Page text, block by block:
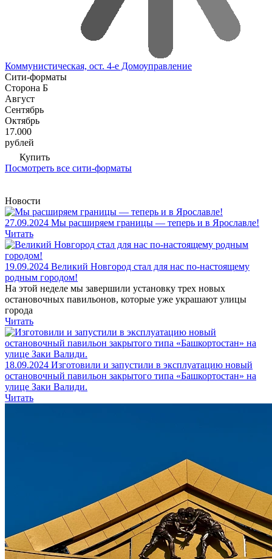
Коммунистическая, ост. 4-е Домоуправление
Сити-форматы
Сторона Б
Август
Сентябрь
Октябрь
17.000
рублей
Купить
Посмотреть все сити-форматы
Новости
27.09.2024 Мы расширяем границы — теперь и в Ярославле!
Читать
19.09.2024 Великий Новгород стал для нас по-настоящему
родным городом!
На этой неделе мы завершили установку трех новых
остановочных павильонов, которые уже украшают улицы
города
Читать
18.09.2024 Изготовили и запустили в эксплуатацию новый
остановочный павильон закрытого типа «Башкортостан» на
улице Заки Валиди.
Читать